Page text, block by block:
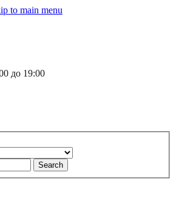
to main menu
до 19:00
Search